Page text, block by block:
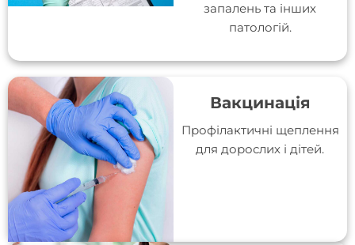
запалень та інших
патологій.
Вакцинація
Профілактичні щеплення
для дорослих і дітей.